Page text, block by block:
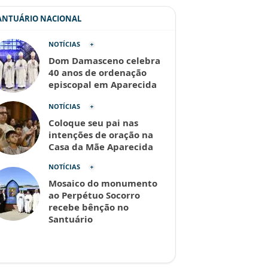
NACIONAL
NOTÍCIAS
Dom Damasceno celebra
40 anos de ordenação
episcopal em Aparecida
NOTÍCIAS
Coloque seu pai nas
intenções de oração na
Casa da Mãe Aparecida
NOTÍCIAS
Mosaico do monumento
ao Perpétuo Socorro
recebe bênção no
Santuário